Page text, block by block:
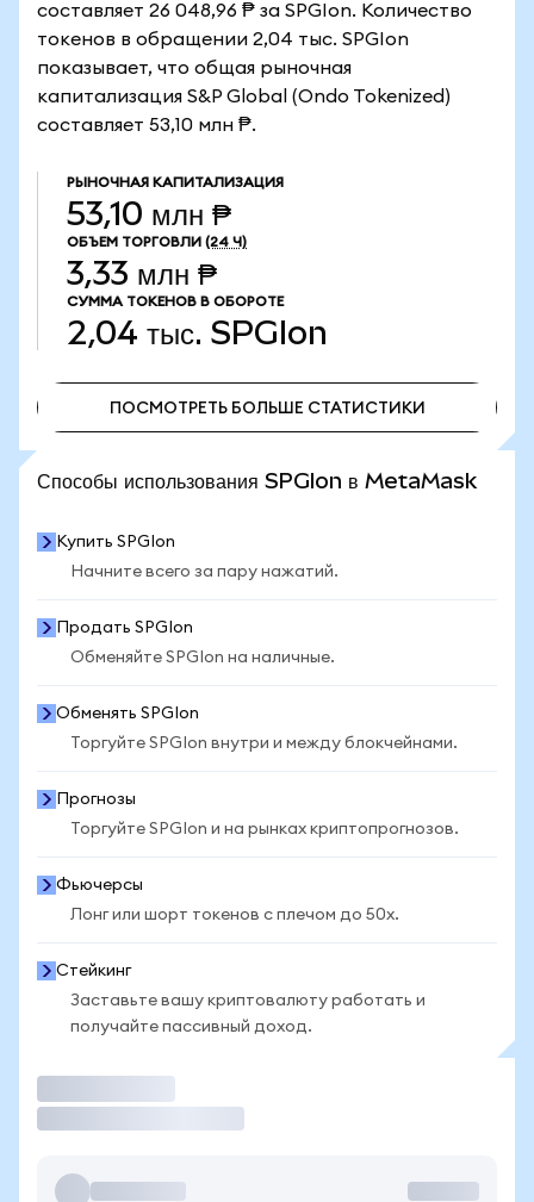
составляет 26 048,96 ₱ за SPGIon. Количество
токенов в обращении 2,04 тыс. SPGIon
показывает, что общая рыночная
капитализация S&P Global (Ondo Tokenized)
составляет 53,10 млн ₱.
РЫНОЧНАЯ КАПИТАЛИЗАЦИЯ
53,10 млн ₱
ОБЪЕМ ТОРГОВЛИ (24 Ч)
3,33 млн ₱
СУММА ТОКЕНОВ В ОБОРОТЕ
2,04 тыс. SPGIon
ПОСМОТРЕТЬ БОЛЬШЕ СТАТИСТИКИ
Способы использования SPGIon в MetaMask
Купить SPGIon
Начните всего за пару нажатий.
Продать SPGIon
Обменяйте SPGIon на наличные.
Обменять SPGIon
Торгуйте SPGIon внутри и между блокчейнами.
Прогнозы
Торгуйте SPGIon и на рынках криптопрогнозов.
Фьючерсы
Лонг или шорт токенов с плечом до 50x.
Стейкинг
Заставьте вашу криптовалюту работать и
получайте пассивный доход.